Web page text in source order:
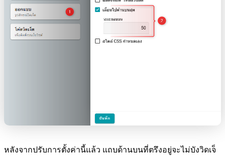
หลังจากปรับการตั้งค่านี้แล้ว แถบด้านบนที่ตรึงอยู่จะไม่บังวิดเจ็